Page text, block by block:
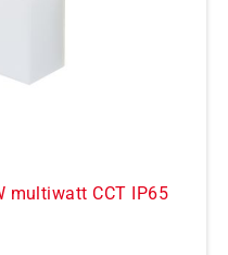
multiwatt CCT IP65